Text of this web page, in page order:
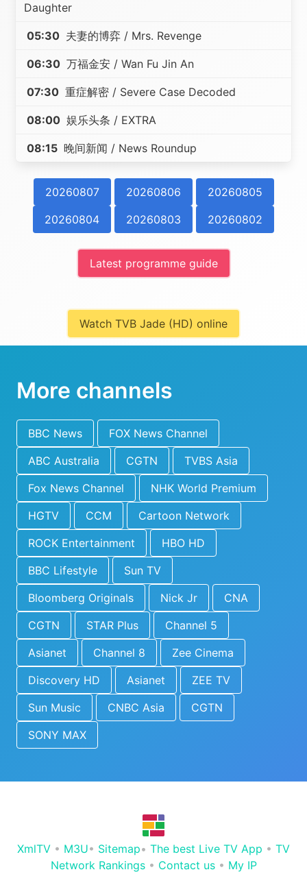
Daughter
05:30 夫妻的博弈 / Mrs. Revenge
06:30 万福金安 / Wan Fu Jin An
07:30 重症解密 / Severe Case Decoded
08:00 娱乐头条 / EXTRA
08:15 晚间新闻 / News Roundup
20260807 20260806
20260805
20260804
20260803 20260802
Latest programme guide
Watch TVB Jade (HD) online
More channels
BBC News
FOX News Channel
ABC Australia
CGTN
TVBS Asia
Fox News Channel
NHK World Premium
HGTV
CCM
Cartoon Network
ROCK Entertainment
HBO HD
BBC Lifestyle
Sun TV
Bloomberg Originals
Nick Jr
CNA
CGTN
STAR Plus
Channel 5
Asianet
Channel 8
Zee Cinema
Discovery HD
Asianet
ZEE TV
Sun Music
CNBC Asia
CGTN
SONY MAX
XmlTV • M3U• Sitemap• The best Live TV App • TV
Network Rankings• Contact us• My IP